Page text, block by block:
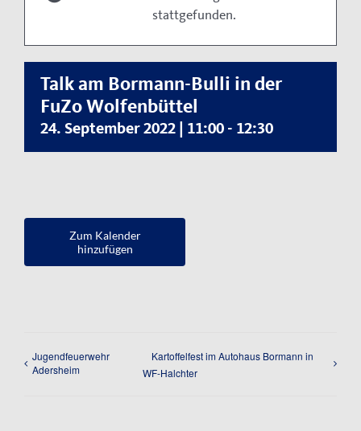
Dafür stehe ich
Termine vor Ort
Neuigkeiten
Der Bormann-Bulli
stattgefunden.
Talk am Bormann-Bulli in der
FuZo Wolfenbüttel
24. September 2022 | 11:00 - 12:30
Zum Kalender
hinzufügen
Jugendfeuerwehr
Adersheim
Kartoffelfest im Autohaus Bormann in
WF-Halchter